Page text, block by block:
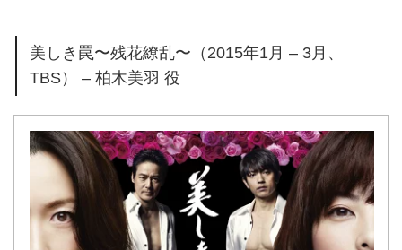
美しき罠〜残花繚乱〜（2015年1月 – 3月、
TBS） – 柏木美羽 役